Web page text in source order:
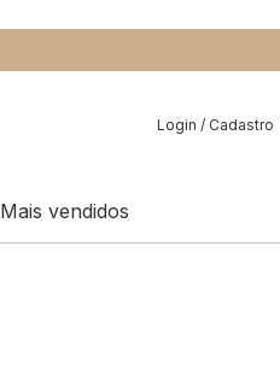
Login / Cadastro
Mais vendidos